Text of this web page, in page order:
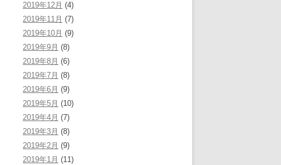
2019年12月 (4)
2019年11月 (7)
2019年10月 (9)
2019年9月 (8)
2019年8月 (6)
2019年7月 (8)
2019年6月 (9)
2019年5月 (10)
2019年4月 (7)
2019年3月 (8)
2019年2月 (9)
2019年1月 (11)